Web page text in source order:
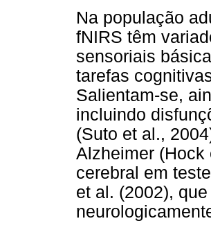
Na população
fNIRS têm
sensoriais
tarefas
Salientam-se,
incluindo
(Suto et al.,
Alzheimer (Hock
cerebral em
et al. (2002),